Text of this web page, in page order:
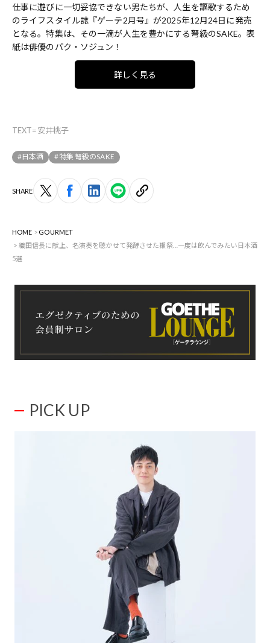
仕事に遊びに一切妥協できない男たちが、人生を謳歌するため
のライフスタイル誌『ゲーテ2月号』が2025年12月24日に発売
となる。特集は、その一滴が人生を豊かにする弩級のSAKE。表
紙は俳優のパク・ソジュン！
詳しく見る
TEXT=安井桃子
#日本酒 #特集 弩級のSAKE
SHARE
HOME
GOURMET
織田信長に献上、名演奏を聴かせて発酵させた獺祭…一度は飲んでみたい日本酒
5選
PICK UP